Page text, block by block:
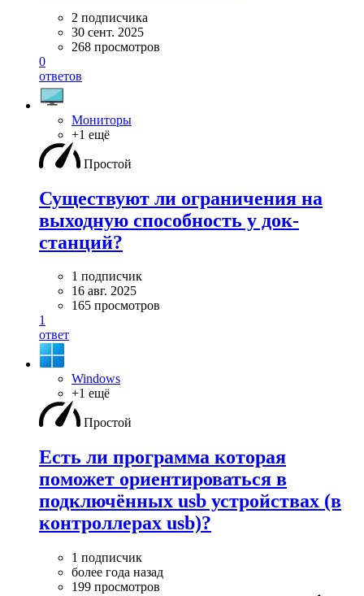
2 подписчика
30 сент. 2025
268 просмотров
0
ответов
Мониторы
+1 ещё
Простой
Существуют ли ограничения на
выходную способность у док-
станций?
1 подписчик
16 авг. 2025
165 просмотров
1
ответ
Windows
+1 ещё
Простой
Есть ли программа которая
поможет ориентироваться в
подключённых usb устройствах (в
контроллерах usb)?
1 подписчик
более года назад
199 просмотров